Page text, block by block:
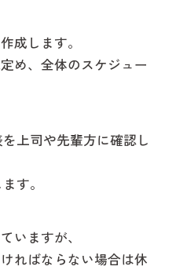
成します。
め、全体のスケジュー
上司や先輩方に確認し
す。
いますが、
ればならない場合は休